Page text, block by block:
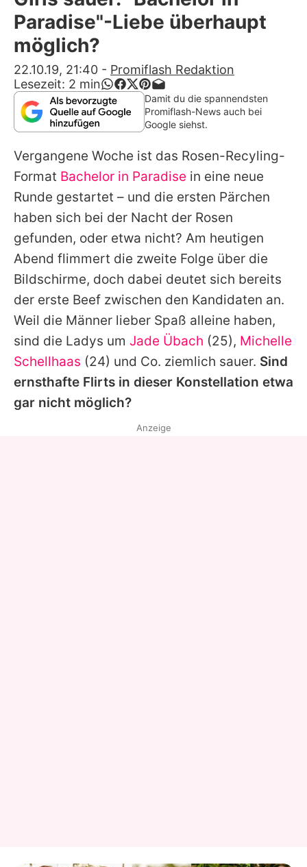
Alle Themen auf Promiflash
App runterladen
Team
Redaktionelle Richtlinien
Impressum
Datenschutzerklärung
Nutzungsbedingungen
Utiq verwalten
Paradise"-Liebe überhaupt
möglich?
22.10.19, 21:40 - Promiflash Redaktion
Lesezeit: 2 min
Damit du die spannendsten
Promiflash-News auch bei
Google siehst.
Vergangene Woche ist das Rosen-Recyling-
Format Bachelor in Paradise in eine neue
Runde gestartet – und die ersten Pärchen
haben sich bei der Nacht der Rosen
gefunden, oder etwa nicht? Am heutigen
Abend flimmert die zweite Folge über die
Bildschirme, doch dabei deutet sich bereits
der erste Beef zwischen den Kandidaten an.
Weil die Männer lieber Spaß alleine haben,
sind die Ladys um Jade Übach (25), Michelle
Schellhaas (24) und Co. ziemlich sauer. Sind
ernsthafte Flirts in dieser Konstellation etwa
gar nicht möglich?
Anzeige